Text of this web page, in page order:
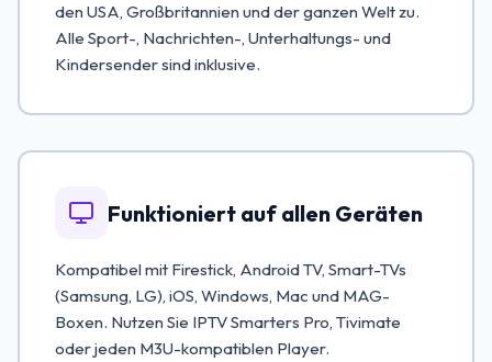
den USA, Großbritannien und der ganzen Welt zu.
Alle Sport-, Nachrichten-, Unterhaltungs- und
Kindersender sind inklusive.
Funktioniert auf allen Geräten
Kompatibel mit Firestick, Android TV, Smart-TVs
(Samsung, LG), iOS, Windows, Mac und MAG-
Boxen. Nutzen Sie IPTV Smarters Pro, Tivimate
oder jeden M3U-kompatiblen Player.